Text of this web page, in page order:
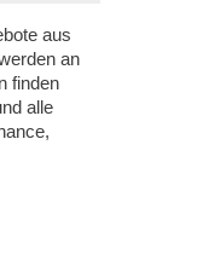
aus
an
finden
alle